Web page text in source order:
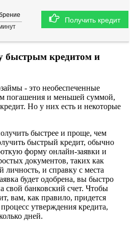
Получить кредит
быстрым кредитом и
- это необеспеченные
погашения и меньшей суммой,
Но у них есть и некоторые
быстрее и проще, чем
быстрый кредит, обычно
форму онлайн-заявки и
документов, таких как
личность, и справку с места
будет одобрена, вы быстро
свой банковский счет. Чтобы
вам, как правило, придется
утверждения кредита,
дней.